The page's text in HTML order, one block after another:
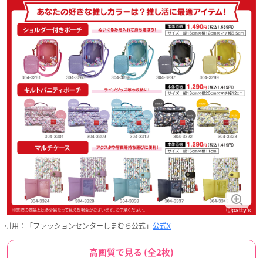
引用：「ファッションセンターしまむら公式」 公式X
高画質で見る (全2枚)